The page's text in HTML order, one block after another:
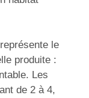
le
produite :
Les
de 2 à 4,